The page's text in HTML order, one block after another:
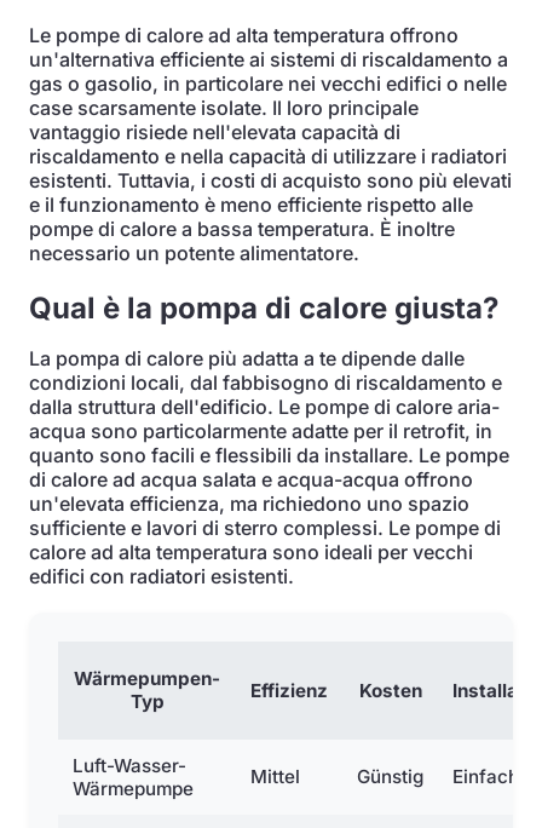
Le pompe di calore ad alta temperatura offrono
un'alternativa efficiente ai sistemi di riscaldamento a
gas o gasolio, in particolare nei vecchi edifici o nelle
case scarsamente isolate. Il loro principale
vantaggio risiede nell'elevata capacità di
riscaldamento e nella capacità di utilizzare i radiatori
esistenti. Tuttavia, i costi di acquisto sono più elevati
e il funzionamento è meno efficiente rispetto alle
pompe di calore a bassa temperatura. È inoltre
necessario un potente alimentatore.
Qual è la pompa di calore giusta?
La pompa di calore più adatta a te dipende dalle
condizioni locali, dal fabbisogno di riscaldamento e
dalla struttura dell'edificio. Le pompe di calore aria-
acqua sono particolarmente adatte per il retrofit, in
quanto sono facili e flessibili da installare. Le pompe
di calore ad acqua salata e acqua-acqua offrono
un'elevata efficienza, ma richiedono uno spazio
sufficiente e lavori di sterro complessi. Le pompe di
calore ad alta temperatura sono ideali per vecchi
edifici con radiatori esistenti.
Wärmepumpen-
Typ
Effizienz Kosten
Luft-Wasser-
Wärmepumpe
Mittel Günstig Einfach